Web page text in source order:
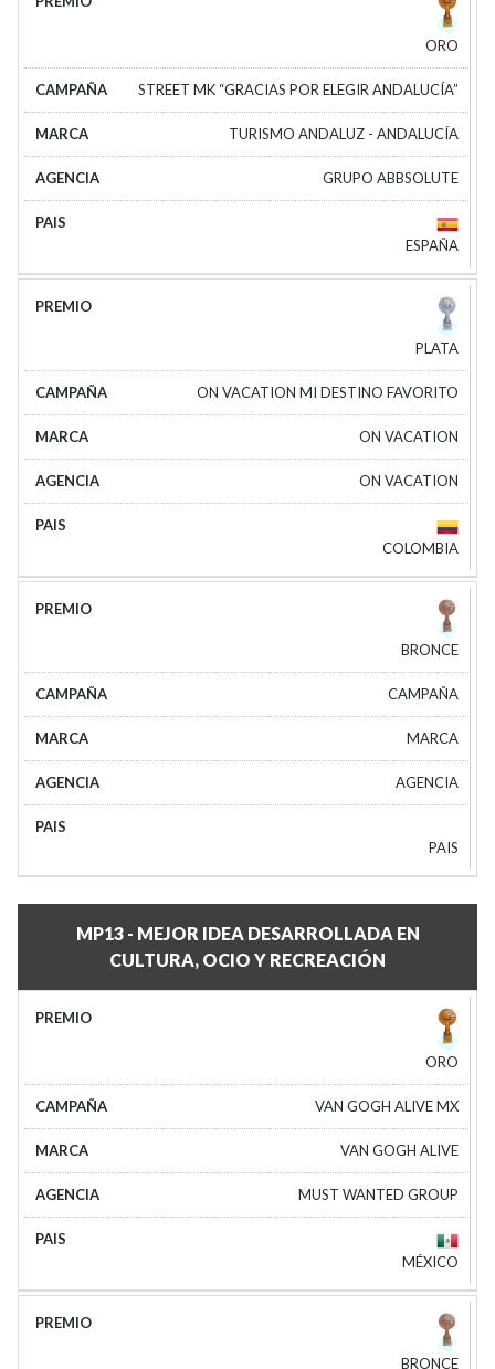
ORO
STREET MK “GRACIAS POR ELEGIR ANDALUCÍA”
TURISMO ANDALUZ - ANDALUCÍA
GRUPO ABBSOLUTE
ESPAÑA
PLATA
ON VACATION MI DESTINO FAVORITO
ON VACATION
ON VACATION
COLOMBIA
BRONCE
CAMPAÑA
MARCA
AGENCIA
PAIS
MP13 - MEJOR IDEA DESARROLLADA EN
CULTURA, OCIO Y RECREACIÓN
ORO
VAN GOGH ALIVE MX
VAN GOGH ALIVE
MUST WANTED GROUP
MÉXICO
BRONCE